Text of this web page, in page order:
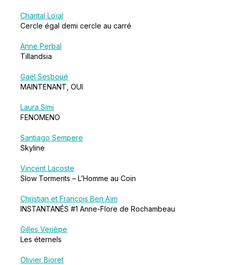
Chantal Loïal
Cercle égal demi cercle au carré
Anne Perbal
Tillandsia
Gaël Sesboüé
MAINTENANT, OUI
Laura Simi
FENOMENO
Santiago Sempere
Skyline
Vincent Lacoste
Slow Torments – L’Homme au Coin
Christian et François Ben Aïm
INSTANTANÉS #1 Anne-Flore de Rochambeau
Gilles Verièpe
Les éternels
Olivier Bioret